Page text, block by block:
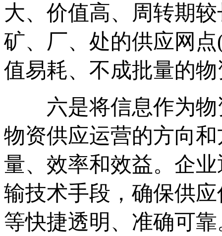
大、价值高、周转期
矿、厂、处的供应网
值易耗、不成批量的
六是将信息作为物
物资供应运营的方向
量、效率和效益。企
输技术手段，确保供
等快捷透明、准确可靠